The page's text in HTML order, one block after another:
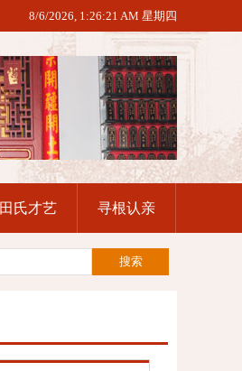
8/6/2026, 1:26:22 AM 星期四
田氏才艺 寻根认亲